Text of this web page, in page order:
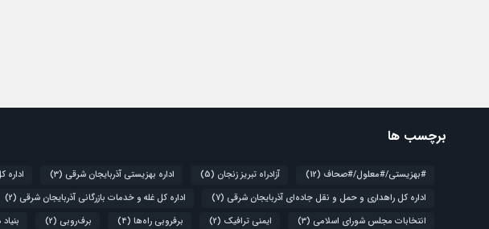
برچسب ها
#بهزیستی/#معلول/#صحاف (12) آزادراه تبریز زنجان (5) اداره بهزیستی آذربایجان شرقی (3) اداره
اداره کل راهداری و حمل و نقل جاده‌ای آذربایجان شرقی (7) اداره کل غله و خدمات بازرگانی آذربایجان شرقی (2)
انتخابات مجلس شورای اسلامی (3) ایمنی ترافیک (2) برفروبی راه‌ها (4) برف‌روبی (2)